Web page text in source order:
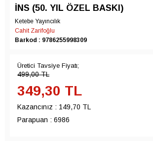
İNS (50. YIL ÖZEL BASKI)
Ketebe Yayıncılık
Cahit Zarifoğlu
Barkod : 9786255998309
Üretici Tavsiye Fiyatı;
499,00TL
349,30 TL
Kazancınız : 149,70 TL
Parapuan : 6986